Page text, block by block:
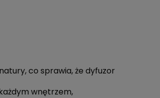
co sprawia, że dyfuzor
wnętrzem,